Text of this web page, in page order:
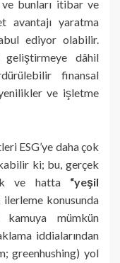
bunları itibar ve
avantajı yaratma
ediyor olabilir.
dâhil
finansal
ve işletme
ESG’ye daha çok
ki; bu, gerçek
ve hatta “yeşil
konusunda
mümkün
iddialarından
greenhushing) yol